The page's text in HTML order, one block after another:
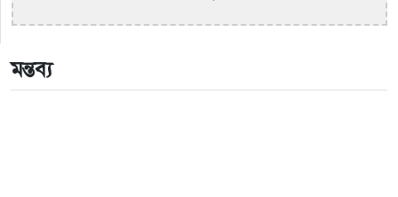
>একই দিনে জন্ম, সুরের টানে বাঁধা পড়া বাংলা গানের অমর
জুটি
মন্তব্য